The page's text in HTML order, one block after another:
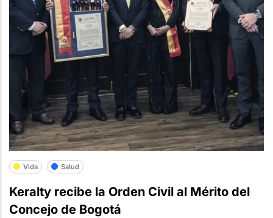
Vida Salud
Keralty recibe la Orden Civil al Mérito del
Concejo de Bogotá